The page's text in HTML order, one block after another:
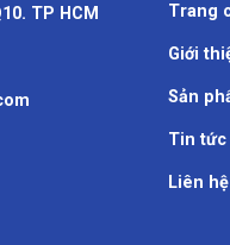
TP HCM Trang
Giới
Sản
Tin tức
Liên hệ